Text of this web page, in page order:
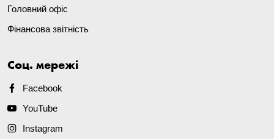
Головний офіс
Фінансова звітність
Соц. мережі
Facebook
YouTube
Instagram